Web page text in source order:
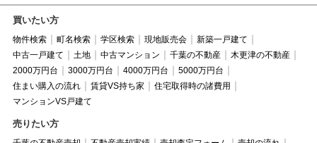
買いたい方
物件検索 町名検索 学区検索 現地販売会
新築一戸建て
中古一戸建て
土地 中古マンション 千葉の不動産
木更津の不動産
2000万円台
3000万円台 4000万円台
5000万円台
住まい購入の流れ
賃貸VS持ち家
住宅取得時の諸費用
マンションVS戸建て
売りたい方